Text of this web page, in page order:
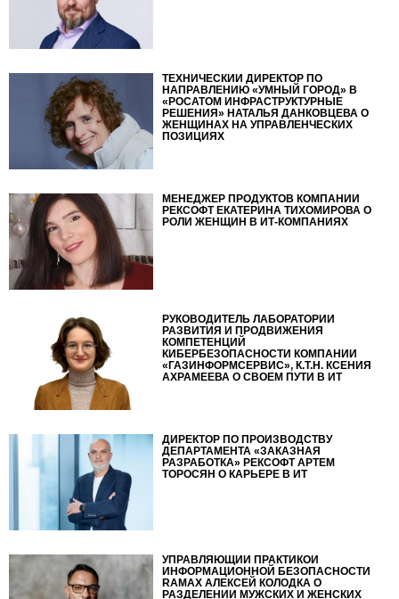
ТЕХНИЧЕСКИЙ ДИРЕКТОР ПО
НАПРАВЛЕНИЮ «УМНЫЙ ГОРОД» В
«РОСАТОМ ИНФРАСТРУКТУРНЫЕ
РЕШЕНИЯ» НАТАЛЬЯ ДАНКОВЦЕВА О
ЖЕНЩИНАХ НА УПРАВЛЕНЧЕСКИХ
ПОЗИЦИЯХ
МЕНЕДЖЕР ПРОДУКТОВ КОМПАНИИ
РЕКСОФТ ЕКАТЕРИНА ТИХОМИРОВА О
РОЛИ ЖЕНЩИН В ИТ-КОМПАНИЯХ
РУКОВОДИТЕЛЬ ЛАБОРАТОРИИ
РАЗВИТИЯ И ПРОДВИЖЕНИЯ
КОМПЕТЕНЦИЙ
КИБЕРБЕЗОПАСНОСТИ КОМПАНИИ
«ГАЗИНФОРМСЕРВИС», К.Т.Н. КСЕНИЯ
АХРАМЕЕВА О СВОЕМ ПУТИ В ИТ
ДИРЕКТОР ПО ПРОИЗВОДСТВУ
ДЕПАРТАМЕНТА «ЗАКАЗНАЯ
РАЗРАБОТКА» РЕКСОФТ АРТЕМ
ТОРОСЯН О КАРЬЕРЕ В ИТ
УПРАВЛЯЮЩИЙ ПРАКТИКОЙ
ИНФОРМАЦИОННОЙ БЕЗОПАСНОСТИ
RAMAX АЛЕКСЕЙ КОЛОДКА О
РАЗДЕЛЕНИИ МУЖСКИХ И ЖЕНСКИХ